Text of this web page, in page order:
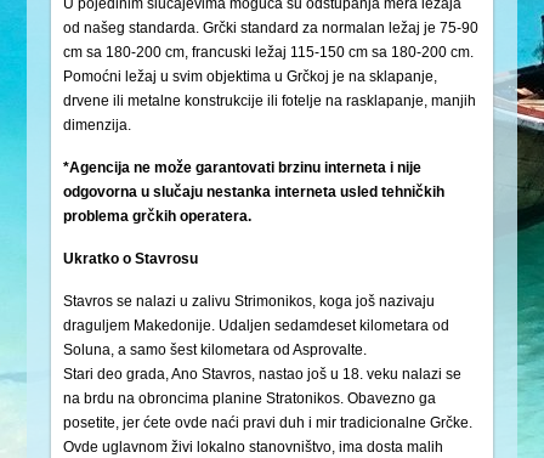
U pojedinim slučajevima moguća su odstupanja mera ležaja
od našeg standarda. Grčki standard za normalan ležaj je 75-90
cm sa 180-200 cm, francuski ležaj 115-150 cm sa 180-200 cm.
Pomoćni ležaj u svim objektima u Grčkoj je na sklapanje,
drvene ili metalne konstrukcije ili fotelje na rasklapanje, manjih
dimenzija.
*Agencija ne može garantovati brzinu interneta i nije
odgovorna u slučaju nestanka interneta usled tehničkih
problema grčkih operatera.
Ukratko o Stavrosu
Stavros se nalazi u zalivu Strimonikos, koga još nazivaju
draguljem Makedonije. Udaljen sedamdeset kilometara od
Soluna, a samo šest kilometara od Asprovalte.
Stari deo grada, Ano Stavros, nastao još u 18. veku nalazi se
na brdu na obroncima planine Stratonikos. Obavezno ga
posetite, jer ćete ovde naći pravi duh i mir tradicionalne Grčke.
Ovde uglavnom živi lokalno stanovništvo, ima dosta malih